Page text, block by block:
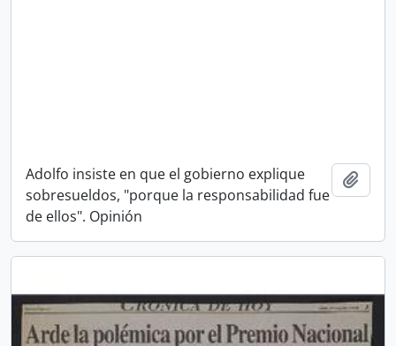
Adolfo insiste en que el gobierno explique
sobresueldos, "porque la responsabilidad fue
de ellos". Opinión